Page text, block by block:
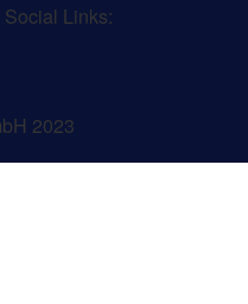
Social Links:
2023